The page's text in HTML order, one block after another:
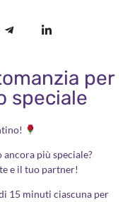
per
speciale
più speciale?
e il tuo partner!
15 minuti ciascuna per